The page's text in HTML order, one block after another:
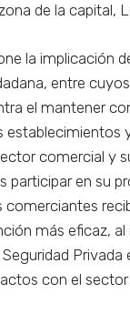
de la capital,
la implicación
entre
el mantener
establecimientos
comercial y
participar en su
comerciantes
más eficaz, al
Privada
con el